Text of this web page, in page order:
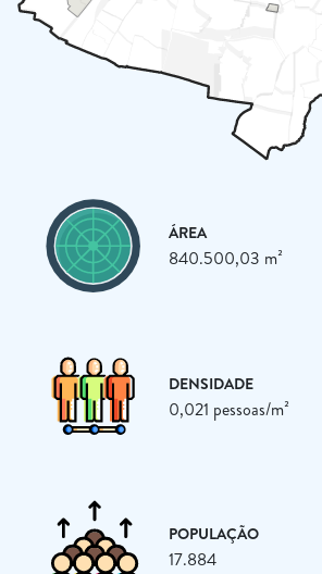
ÁREA
840.500,03 m²
DENSIDADE
0,021 pessoas/m²
POPULAÇÃO
17.884